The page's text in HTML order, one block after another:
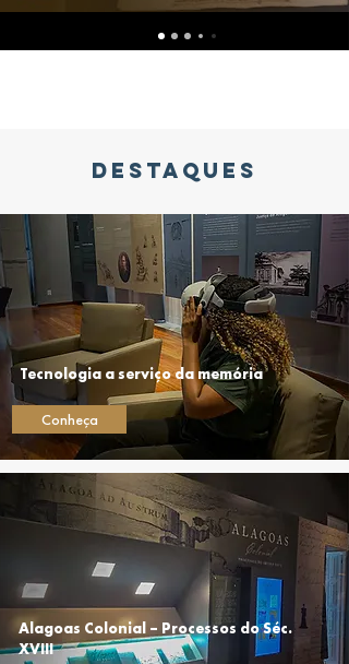
DESTAQUES
Conheça
Tecnologia a serviço da memória
Alagoas Colonial – Processos do Séc.
XVIII